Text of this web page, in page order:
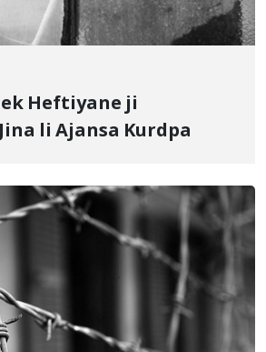
Heftiyane ji
li Ajansa Kurdpa